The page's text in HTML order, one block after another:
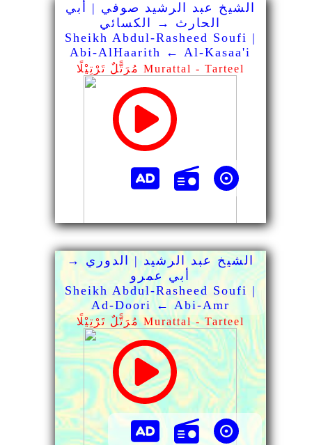
الشيخ عبد الرشيد صوفي | أبي
الحارث → الكسائي
Sheikh Abdul-Rasheed Soufi |
Abi-AlHaarith ← Al-Kasaa'i
مُرَتًّلٌ تَرْتِيْلًا Murattal - Tarteel
الشيخ عبد الرشيد | الدوري →
أبي عمرو
Sheikh Abdul-Rasheed Soufi |
Ad-Doori ← Abi-Amr
مُرَتًّلٌ تَرْتِيْلًا Murattal - Tarteel